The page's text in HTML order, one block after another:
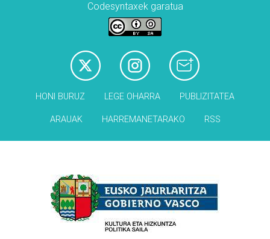
Codesyntaxek garatua
HONI BURUZ LEGE OHARRA PUBLIZITATEA
ARAUAK HARREMANETARAKO RSS